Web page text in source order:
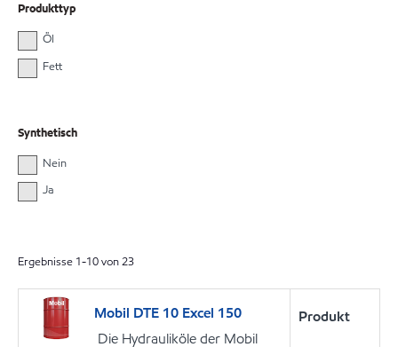
Produkttyp
Öl
Fett
Synthetisch
Nein
Ja
Ergebnisse 1-10von23
Mobil DTE 10 Excel 150
Die Hydrauliköle der Mobil
Produkt